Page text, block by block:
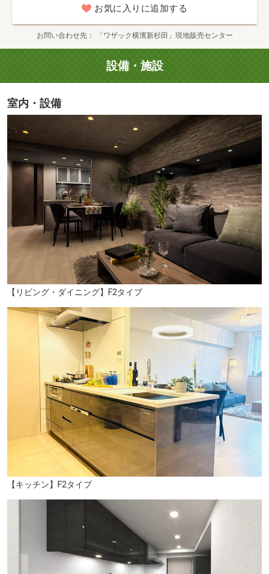
ぷらむろーど杉田〈商店街〉 （徒歩11分/約840m）
オーケー 新杉田店（徒歩12分/約920m）
お気に入りに追加する
お問い合わせ先 「ワザック横濱新杉田」現地販売センター
設備・施設
室内・設備
【リビング・ダイニング】F2タイプ
【キッチン】F2タイプ